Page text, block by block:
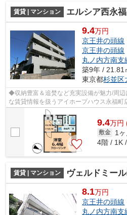
賃貸 | マンション エルシア西永福
9.4万円
京王井の頭線
京王井の頭線
丸ノ内方南支
築9年 / 21.81
東京都杉並区
◆収納豊富＆追焚など充実設備が魅力/周
な賃貸情報を扱うアイホープハウス永福
がきっと見つかります。お電話03-3327-...
9.4万円
敷金 1ヶ
4階 / 1K
賃貸 | マンション ヴェルドミー
8.1万円
京王井の頭線
丸ノ内方南支